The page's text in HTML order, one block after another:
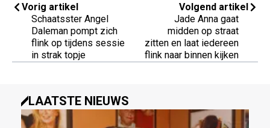
Vorig artikel
Schaatsster Angel
Daleman pompt zich
flink op tijdens sessie
in strak topje
Volgend artikel
Jade Anna gaat
midden op straat
zitten en laat iedereen
flink naar binnen kijken
LAATSTE NIEUWS